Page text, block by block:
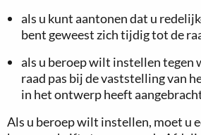
als u kunt aantonen dat u
bent geweest zich tijdig tot de
als u beroep wilt instellen tegen
raad pas bij de vaststelling van
in het ontwerp heeft
Als u beroep wilt instellen, moet u